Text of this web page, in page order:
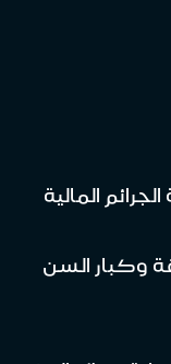
المالية
وكبار السن